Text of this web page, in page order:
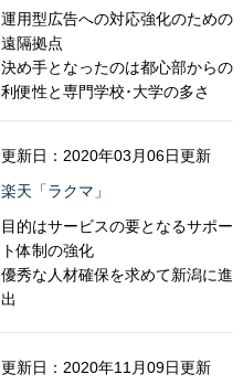
運用型広告への対応強化のための
遠隔拠点
決め手となったのは都心部からの
利便性と専門学校･大学の多さ
更新日：2020年03月06日更新
楽天「ラクマ」
目的はサービスの要となるサポー
ト体制の強化
優秀な人材確保を求めて新潟に進
出
更新日：2020年11月09日更新